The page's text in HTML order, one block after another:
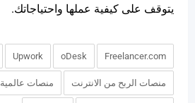
يتوقف على كيفية عملها واحتياجاتك.
Freelancer.com
oDesk
Upwork
منصات الربح من الانترنت منصات عالمية